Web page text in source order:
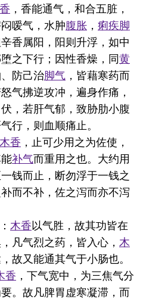
，香能通气，和合五脏，
嗳气，水肿腹胀 ， 痢疾脚
香属阳，阳则升浮，如中
之下行；因性香燥，同黄
、防己治脚气 ，皆藉寒药而
气拂逆攻冲，遍身作痛，
，若肝气郁，致胁肋小腹
行，则血顺痛止。
木香 ，止可少用之为佐使，
补气而重用之也。大约用
钱而止，断勿浮于一钱之
而不补，佐之泻而亦不泻
木香 以气胜，故其功皆在
凡气烈之药，皆入心， 木
故又能通其气于小肠也。
香 ，下气宽中，为三焦气分
。故凡脾胃虚寒凝滞，而